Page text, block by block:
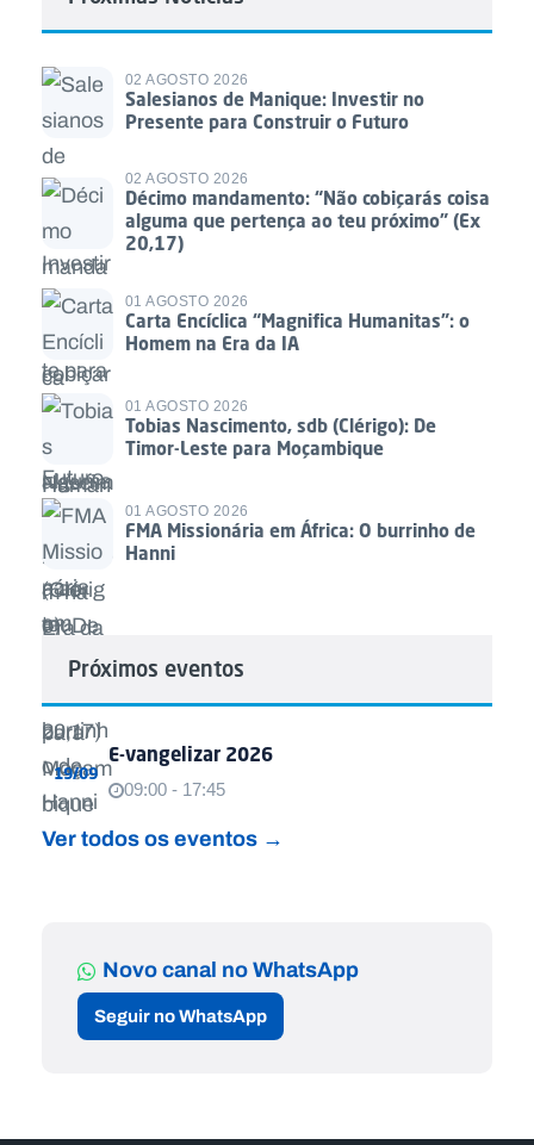
02 AGOSTO 2026
Salesianos de Manique: Investir no
Presente para Construir o Futuro
02 AGOSTO 2026
Décimo mandamento: “Não cobiçarás coisa
alguma que pertença ao teu próximo” (Ex
20,17)
01 AGOSTO 2026
Carta Encíclica “Magnifica Humanitas”: o
Homem na Era da IA
01 AGOSTO 2026
Tobias Nascimento, sdb (Clérigo): De
Timor-Leste para Moçambique
01 AGOSTO 2026
FMA Missionária em África: O burrinho de
Hanni
Próximos eventos
19/09
E-vangelizar 2026
09:00 - 17:45
Ver todos os eventos →
Novo canal no WhatsApp
Seguir no WhatsApp